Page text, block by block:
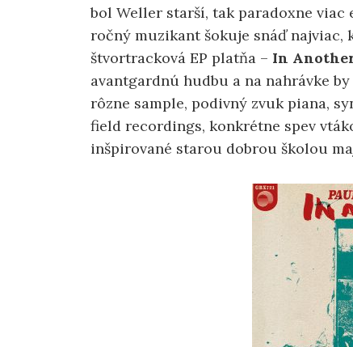
bol Weller starší, tak paradoxne viac
ročný muzikant šokuje snáď najviac,
štvortracková EP platňa – In
avantgardnú hudbu a na nahrávke
rôzne sample, podivný zvuk piana,
field recordings, konkrétne spev
inšpirované starou dobrou školou